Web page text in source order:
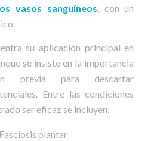
vasos sanguíneos, con un
su aplicación principal en
se insiste en la importancia
previa para descartar
Entre las condiciones
ser eficaz se incluyen:
plantar